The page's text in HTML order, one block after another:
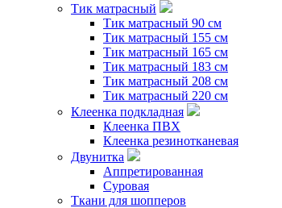
Тик матрасный
Тик матрасный 90 см
Тик матрасный 155 см
Тик матрасный 165 см
Тик матрасный 183 см
Тик матрасный 208 см
Тик матрасный 220 см
Клеенка подкладная
Клеенка ПВХ
Клеенка резинотканевая
Двунитка
Аппретированная
Суровая
Ткани для шопперов